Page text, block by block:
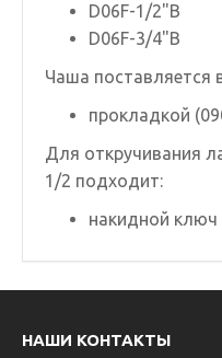
D06F-1/2"B
D06F-3/4"B
Чаша поставляется
прокладкой
Для откручивания
1/2 подходит:
накидной ключ
НАШИ КОНТАКТЫ